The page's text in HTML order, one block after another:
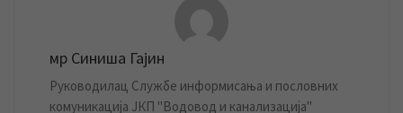
мр Синиша Гајин
Руководилац Службе информисања и пословних
комуникација ЈКП "Водовод и канализација"